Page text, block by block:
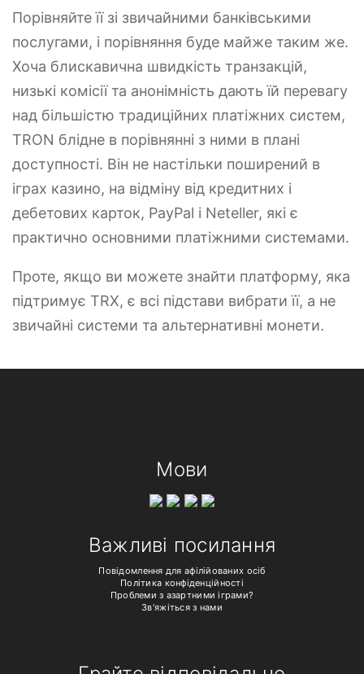
Порівняйте її зі звичайними банківськими
послугами, і порівняння буде майже таким же.
Хоча блискавична швидкість транзакцій,
низькі комісії та анонімність дають їй перевагу
над більшістю традиційних платіжних систем,
TRON блідне в порівнянні з ними в плані
доступності. Він не настільки поширений в
іграх казино, на відміну від кредитних і
дебетових карток, PayPal і Neteller, які є
практично основними платіжними системами.
Проте, якщо ви можете знайти платформу, яка
підтримує TRX, є всі підстави вибрати її, а не
звичайні системи та альтернативні монети.
Мови
Важливі посилання
Повідомлення для афілійованих осіб
Політика конфіденційності
Проблеми з азартними іграми?
Зв'яжіться з нами